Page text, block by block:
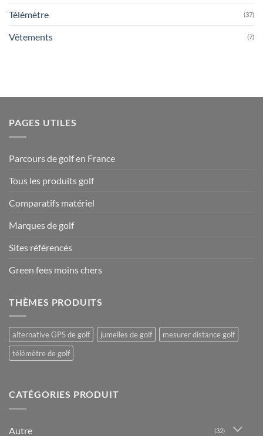
Télémètre (37)
Vêtements (7)
PAGES UTILES
Parcours de golf en France
Tous les produits golf
Comparatifs matériel
Marques de golf
Sites référencés
Green fees moins chers
THÈMES PRODUITS
alternative GPS de golf jumelles de golf
mesurer distance golf
télémètre de golf
CATÉGORIES PRODUIT
Autre (32)